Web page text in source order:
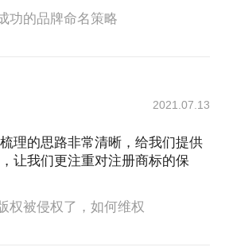
功的品牌命名策略
2021.07.13
理的思路非常清晰，给我们提供
让我们更注重对注册商标的保
权被侵权了，如何维权